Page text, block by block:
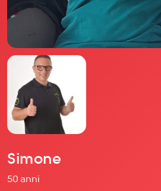
Facebook
YouTube
Instagram
TikTok
Simone
50 anni